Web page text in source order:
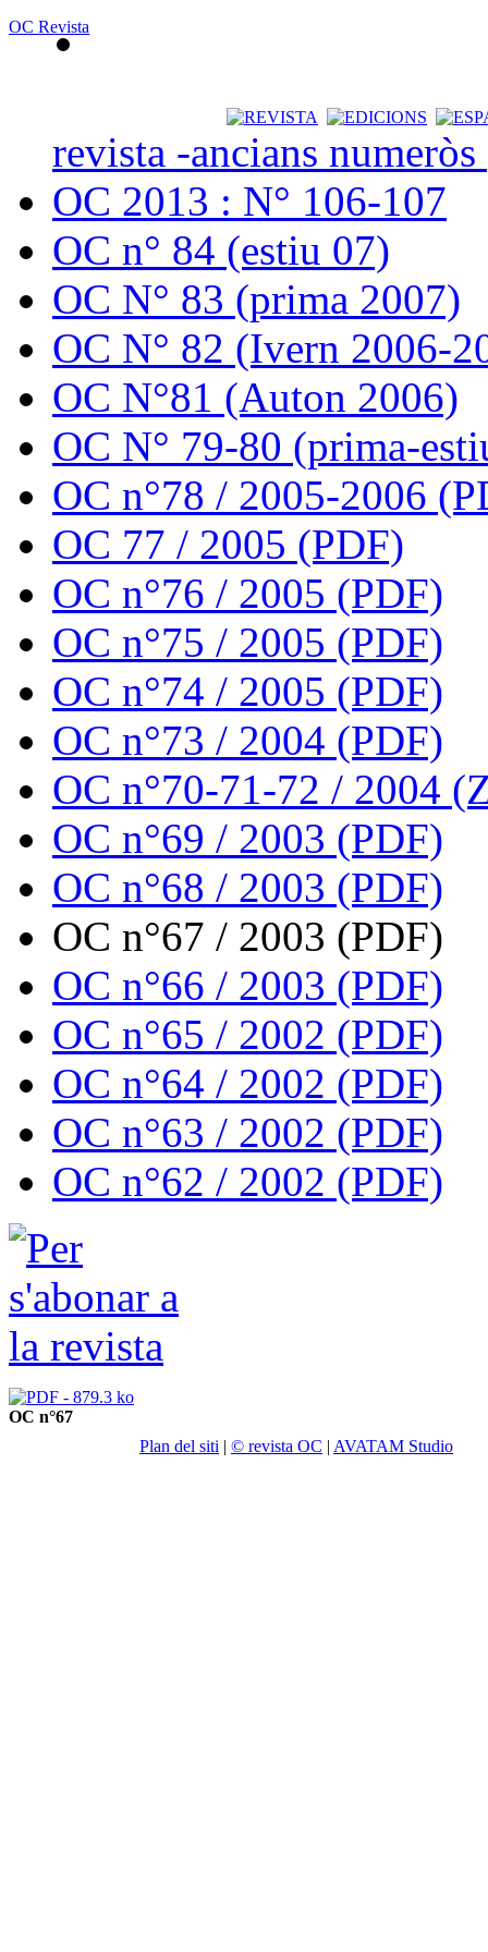
OC Revista
revista -ancians
OC 2013 : N° 106-107
OC n° 84 (estiu 07)
OC N° 83 (prima 2007)
OC N° 82 (Ivern 2006-
OC N°81 (Auton 2006)
OC N° 79-80 (prima-
OC n°78 / 2005-2006
OC 77 / 2005 (PDF)
OC n°76 / 2005 (PDF)
OC n°75 / 2005 (PDF)
OC n°74 / 2005 (PDF)
OC n°73 / 2004 (PDF)
OC n°70-71-72 / 2004
OC n°69 / 2003 (PDF)
OC n°68 / 2003 (PDF)
OC n°67 / 2003 (PDF)
OC n°66 / 2003 (PDF)
OC n°65 / 2002 (PDF)
OC n°64 / 2002 (PDF)
OC n°63 / 2002 (PDF)
OC n°62 / 2002 (PDF)
OC n°67
Plan del siti | © revista OC | AVATAM Studio